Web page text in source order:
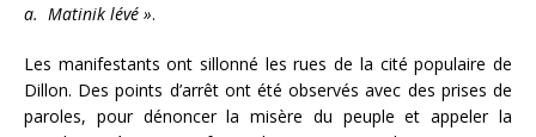
a. Matinik lévé ».
Les manifestants ont sillonné les rues de la cité populaire de
Dillon. Des points d’arrêt ont été observés avec des prises de
paroles, pour dénoncer la misère du peuple et appeler la